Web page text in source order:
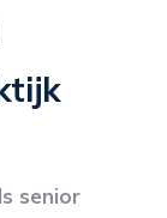
senior